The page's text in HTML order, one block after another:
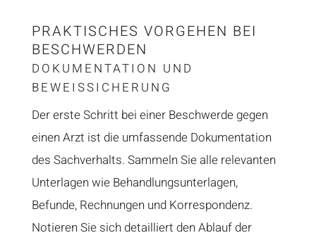
PRAKTISCHES VORGEHEN BEI
BESCHWERDEN
DOKUMENTATION UND
BEWEISSICHERUNG
Der erste Schritt bei einer Beschwerde gegen
einen Arzt ist die umfassende Dokumentation
des Sachverhalts. Sammeln Sie alle relevanten
Unterlagen wie Behandlungsunterlagen,
Befunde, Rechnungen und Korrespondenz.
Notieren Sie sich detailliert den Ablauf der